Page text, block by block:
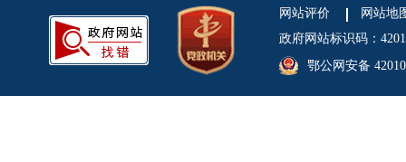
网站评价
网站地
政府网站标识码：
鄂公网安备